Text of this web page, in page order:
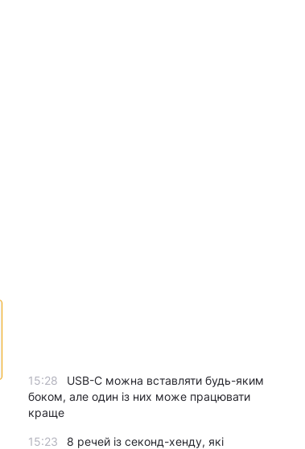
15:28
USB-C можна вставляти будь-яким
боком, але один із них може працювати
краще
15:23
8 речей із секонд-хенду, які